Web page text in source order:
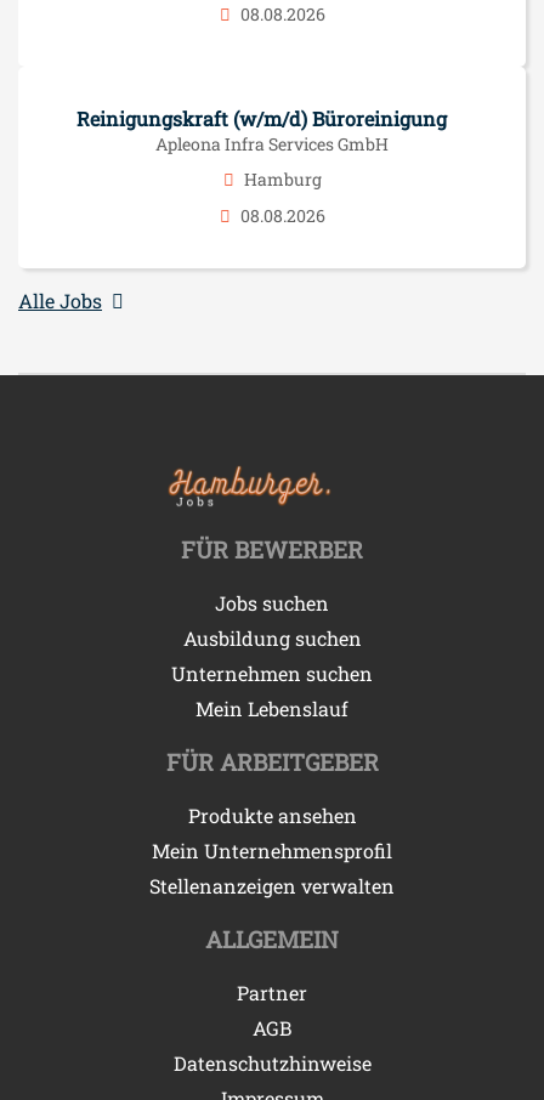
08.08.2026
Reinigungskraft (w/m/d) Büroreinigung
Apleona Infra Services GmbH
Hamburg
08.08.2026
Alle Jobs
FÜR BEWERBER
Jobs suchen
Ausbildung suchen
Unternehmen suchen
Mein Lebenslauf
FÜR ARBEITGEBER
Produkte ansehen
Mein Unternehmensprofil
Stellenanzeigen verwalten
ALLGEMEIN
Partner
AGB
Datenschutzhinweise